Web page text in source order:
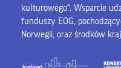
kulturowego". Wsparcie
funduszy EOG,
Norwegii, oraz środków